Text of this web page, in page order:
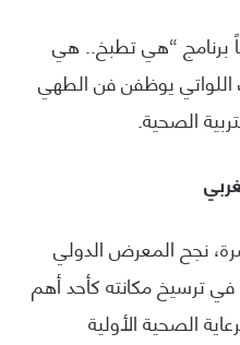
برنامج “هي تطبخ.. هي
اللواتي يوظفن فن الطهي
الصحية.
نجح المعرض الدولي
ترسيخ مكانته كأحد أهم
الصحية الأولية